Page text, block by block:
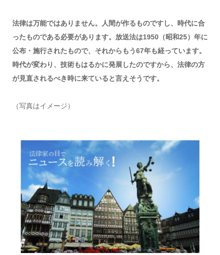
法律は万能ではありません。人間が作るものですし、時代に合
ったものである必要があります。放送法は1950（昭和25）年に
公布・施行されたもので、それからもう67年も経っています。
時代が変わり、技術もはるかに発展したのですから、法律の方
が見直されるべき時に来ていると言えそうです。
（写真はイメージ）